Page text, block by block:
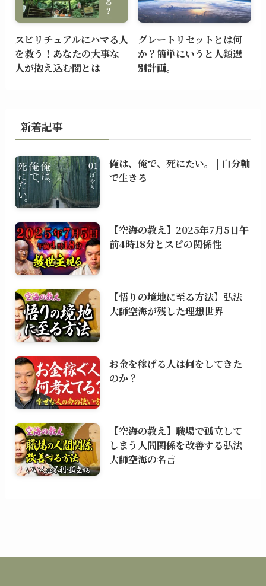
スピリチュアルにハマる人
を救う！あなたの大事な
人が抱え込む闇とは
グレートリセットとは何
か？簡単にいうと人類選
別計画。
新着記事
俺は、俺で、死にたい。 | 自分軸
で生きる
【空海の教え】2025年7月5日午
前4時18分とスピの関係性
【悟りの境地に至る方法】弘法
大師空海が残した理想世界
お金を稼げる人は何をしてきた
のか？
【空海の教え】職場で孤立して
しまう人間関係を改善する弘法
大師空海の名言